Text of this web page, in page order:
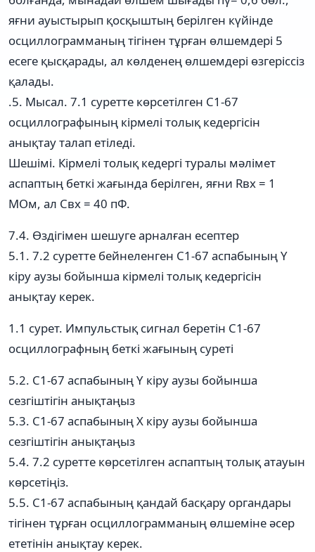
яғни ауыстырып қосқыштың берілген күйінде
осциллограмманың тігінен тұрған өлшемдері 5
есеге қысқарады, ал көлденең өлшемдері өзгеріссіз
қалады.
.5. Мысал. 7.1 суретте көрсетілген С1-67
осциллографының кірмелі толық кедергісін
анықтау талап етіледі.
Шешімі. Кірмелі толық кедергі туралы мәлімет
аспаптың беткі жағында берілген, яғни Rвх = 1
МОм, ал Свх = 40 пФ.
7.4. Өздігімен шешуге арналған есептер
5.1. 7.2 суретте бейнеленген С1-67 аспабының Ү
кіру аузы бойынша кірмелі толық кедергісін
анықтау керек.
1.1 сурет. Импульстық сигнал беретін С1-67
осциллографның беткі жағының суреті
5.2. С1-67 аспабының Ү кіру аузы бойынша
сезгіштігін анықтаңыз
5.3. С1-67 аспабының Х кіру аузы бойынша
сезгіштігін анықтаңыз
5.4. 7.2 суретте көрсетілген аспаптың толық атауын
көрсетіңіз.
5.5. С1-67 аспабының қандай басқару органдары
тігінен тұрған осциллограмманың өлшеміне әсер
ететінін анықтау керек.